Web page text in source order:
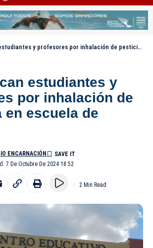
y profesores por inhalación de pesticida en escuela de Santiago
estudiantes y
por inhalación de
en escuela de
7 De Octubre De 2024 18:52
ENCARNACIÓN
2 Min Read